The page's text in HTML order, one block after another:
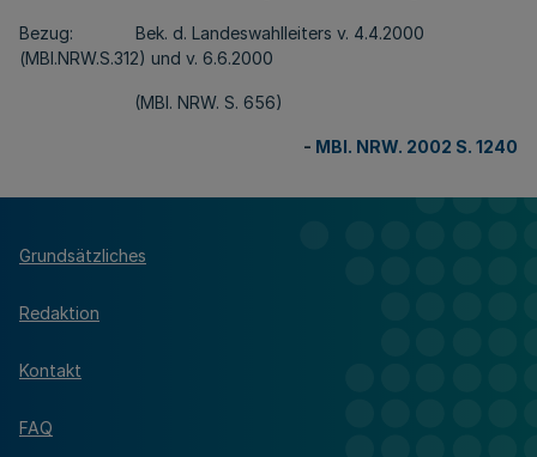
Bezug: Bek. d. Landeswahlleiters v. 4.4.2000
(MBl.NRW.S.312) und v. 6.6.2000
(MBl. NRW. S. 656)
- MBl. NRW. 2002 S. 1240
Grundsätzliches
Redaktion
Kontakt
FAQ